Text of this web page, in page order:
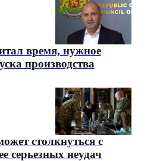
время, нужное
производства
столкнуться с
серьезных неудач